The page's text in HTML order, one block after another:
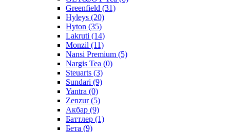
Greenfield (31)
Hyleys (20)
Hyton (35)
Lakruti (14)
Monzil (11)
Nansi Premium (5)
Nargis Tea (0)
Steuarts (3)
Sundari (9)
Yantra (0)
Zenzur(5)
Акбар (9)
Баттлер (1)
Бета (9)